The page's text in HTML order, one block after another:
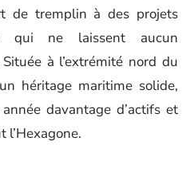
de tremplin à des projets
qui ne laissent aucun
à l’extrémité nord du
héritage maritime solide,
davantage d’actifs et
l’Hexagone.